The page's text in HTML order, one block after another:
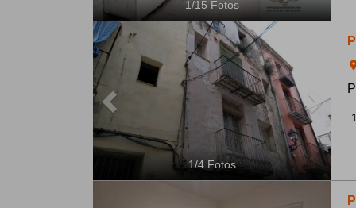
1/15Fotos
Previous
1/4 Fotos
1